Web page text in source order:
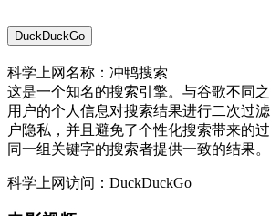
DuckDuckGo
科学上网名称：冲鸭搜索
这是一个知名的搜索引擎。与谷歌不同
用户的个人信息对搜索结果进行二次过
户隐私，并且避免了个性化搜索带来的
同一组关键字的搜索者提供一致的结果。
科学上网访问：DuckDuckGo